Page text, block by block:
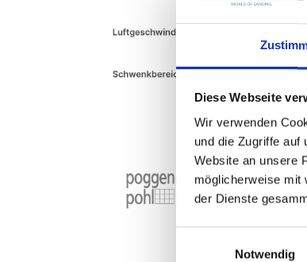
Diese Webseite
Wir verwenden
und die Zugriffe auf
Website an unsere
möglicherweise mit
der Dienste
Notwendig